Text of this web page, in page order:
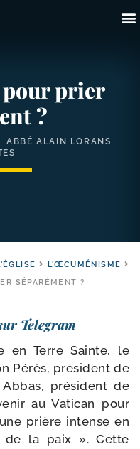
pour prier
?
ABBÉ ALAIN LORANS
L'ŒCUMÉNISME
SÉPARÉMENT ?
Telegram
en Terre Sainte, le
Pérès, pré­sident de
Abbas, pré­sident de
au Vatican pour
prière intense en
de la paix ». Cette